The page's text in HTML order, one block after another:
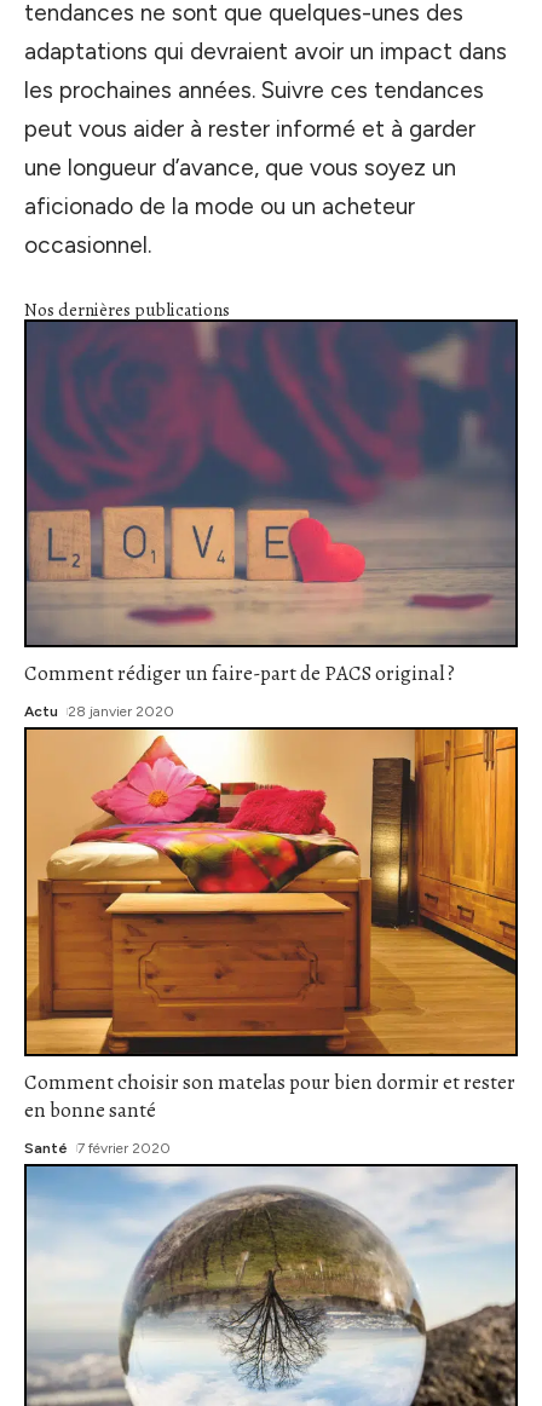
tendances ne sont que quelques-unes des
adaptations qui devraient avoir un impact dans
les prochaines années. Suivre ces tendances
peut vous aider à rester informé et à garder
une longueur d’avance, que vous soyez un
aficionado de la mode ou un acheteur
occasionnel.
Nos dernières publications
Comment rédiger un faire-part de PACS original ?
Actu 28 janvier 2020
Comment choisir son matelas pour bien dormir et rester
en bonne santé
Santé 7 février 2020